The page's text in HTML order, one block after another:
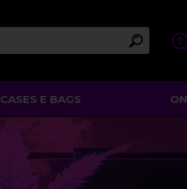
CASES E BAGS